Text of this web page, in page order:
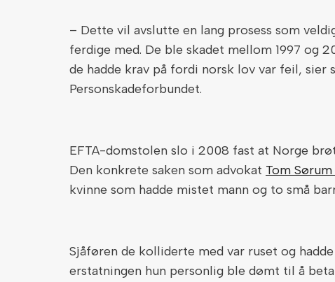
– Dette vil avslutte en lang prosess som
ferdige med. De ble skadet mellom 1997 og
de hadde krav på fordi norsk lov var feil, sier
Personskadeforbundet.
EFTA-domstolen slo i 2008 fast at Norge
Den konkrete saken som advokat Tom Sørum
kvinne som hadde mistet mann og to små
Sjåføren de kolliderte med var ruset og
erstatningen hun personlig ble dømt til å